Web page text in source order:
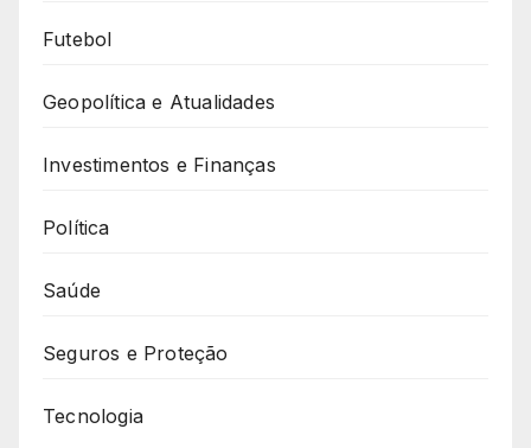
Futebol
Geopolítica e Atualidades
Investimentos e Finanças
Política
Saúde
Seguros e Proteção
Tecnologia